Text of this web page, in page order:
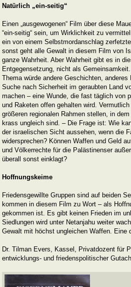
Natürlich „ein-seitig“
Einen „ausgewogenen“ Film über diese
“ein-seitig“ sein, um Wirklichkeit zu
ein von einem Selbstmordanschlag
sonst geht alle Gewalt in diesem Film von
ganze Wahrheit. Aber Wahrheit gibt es in
Entgegensetzung, nicht als
Thema würde andere Geschichten,
Suche nach Sicherheit im geraubten Land
machen – eine Wunde, die fast täglich von
und Raketen offen gehalten wird.
größeren regionalen Rahmen stellen, in
krass ungleich sind. – Die Frage ist: Wie
der israelischen Sicht aussehen, wenn die
widersprechen? Können Waffen und Geld
und Völkerrechte für die Palästinenser
überall sonst einklagt?
Hoffnungskeime
Friedensgewillte Gruppen sind auf beiden
kommen in diesem Film zu Wort – als
gekommen ist. Es gibt keinen Frieden im
Siedlungen wird unter Netanjahu weiter
Gewalt mit höchst ungleichen Waffen. Eine
Dr. Tilman Evers, Kassel, Privatdozent für
entwicklungs- und friedenspolitischer